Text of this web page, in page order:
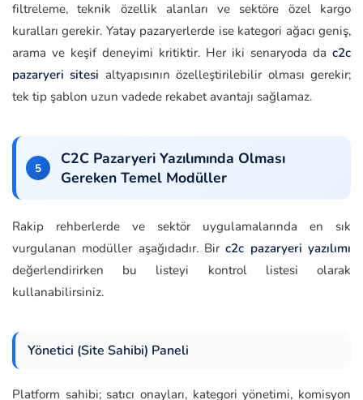
filtreleme, teknik özellik alanları ve sektöre özel kargo
kuralları gerekir. Yatay pazaryerlerde ise kategori ağacı geniş,
arama ve keşif deneyimi kritiktir. Her iki senaryoda da c2c
pazaryeri sitesi altyapısının özelleştirilebilir olması gerekir;
tek tip şablon uzun vadede rekabet avantajı sağlamaz.
C2C Pazaryeri Yazılımında Olması
Gereken Temel Modüller
Rakip rehberlerde ve sektör uygulamalarında en sık
vurgulanan modüller aşağıdadır. Birc2c pazaryeri yazılımı
değerlendirirken bu listeyi kontrol listesi olarak
kullanabilirsiniz.
Yönetici (Site Sahibi) Paneli
Platform sahibi; satıcı onayları, kategori yönetimi, komisyon